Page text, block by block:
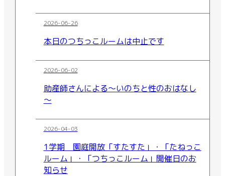
2026-06-26
本日のつちっこルームは中止です
2026-06-02
助産師さんによる～いのちと性のおはなし
～
2026-04-03
1学期 園庭開放「すたすた」・「たねっこ
ルーム」・「つちっこルーム」開催日のお
知らせ